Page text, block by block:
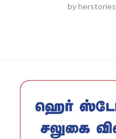
byherstories